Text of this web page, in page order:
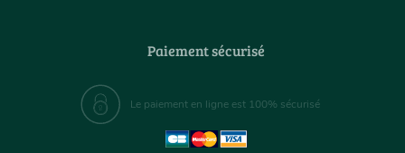
Paiement sécurisé
Le paiement en ligne est 100% sécurisé